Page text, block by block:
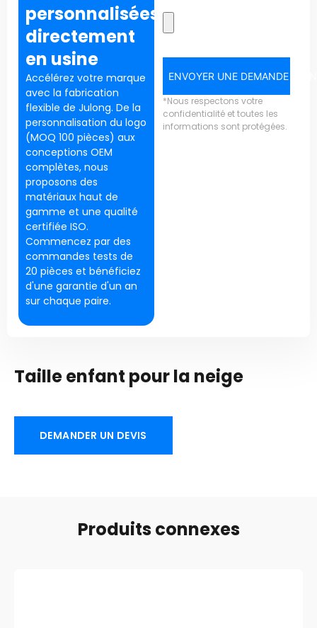
ENVOYER UNE DEMANDE
*Nous respectons votre
confidentialité et toutes les
informations sont protégées.
personnalisées
directement
en usine
Accélérez votre marque
avec la fabrication
flexible de Julong. De la
personnalisation du logo
(MOQ 100 pièces) aux
conceptions OEM
complètes, nous
proposons des
matériaux haut de
gamme et une qualité
certifiée ISO.
Commencez par des
commandes tests de
20 pièces et bénéficiez
d'une garantie d'un an
sur chaque paire.
Taille enfant pour la neige
DEMANDER UN DEVIS
Produits connexes